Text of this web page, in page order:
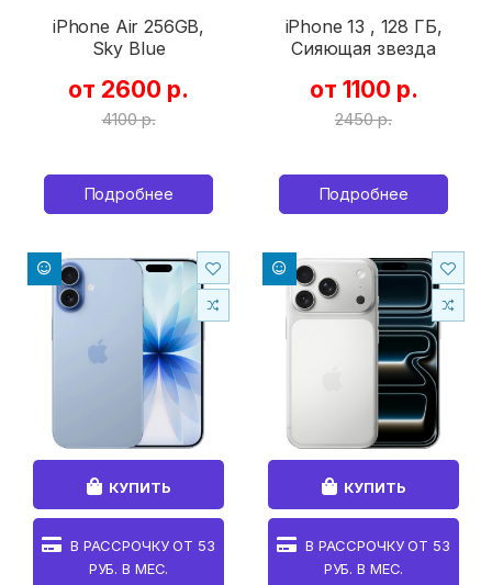
iPhone Air 256GB,
Sky Blue
от 2600 р.
4100 р.
Подробнее
iPhone 13 , 128 ГБ,
Сияющая звезда
от 1100 р.
2450 р.
Подробнее
КУПИТЬ
В РАССРОЧКУ ОТ 53
РУБ. В МЕС.
КУПИТЬ
В РАССРОЧКУ ОТ 53
РУБ. В МЕС.